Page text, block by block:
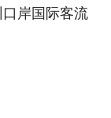
岸国际客流